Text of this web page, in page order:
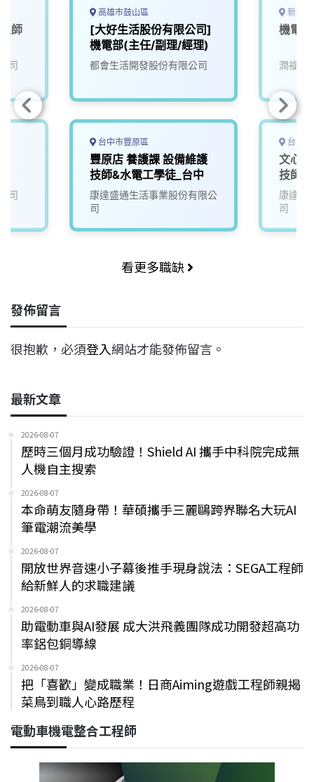
師
司
司
高雄市鼓山區
[大好生活股份有限公司]
機電部(主任/副理/經理)
都會生活開發股份有限公司
台中市豐原區
豐原店 養護課 設備維護
技師&水電工學徒_台中
康達盛通生活事業股份有限公
司
新北
機電
潤福生
台中
文心
技師_
康達盛
司
看更多職缺
發佈留言
很抱歉，必須登入網站才能發佈留言。
最新文章
2026-08-07
歷時三個月成功驗證！Shield AI 攜手中科院完成無
人機自主搜索
2026-08-07
本命萌友隨身帶！華碩攜手三麗鷗跨界聯名大玩AI
筆電潮流美學
2026-08-07
開放世界音速小子幕後推手現身說法：SEGA工程師
給新鮮人的求職建議
2026-08-07
助電動車與AI發展 成大洪飛義團隊成功開發超高功
率鋁包銅導線
2026-08-07
把「喜歡」變成職業！日商Aiming遊戲工程師親揭
菜鳥到職人心路歷程
電動車機電整合工程師